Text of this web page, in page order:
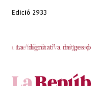
Edició 2933
La “dignitat” a mitges